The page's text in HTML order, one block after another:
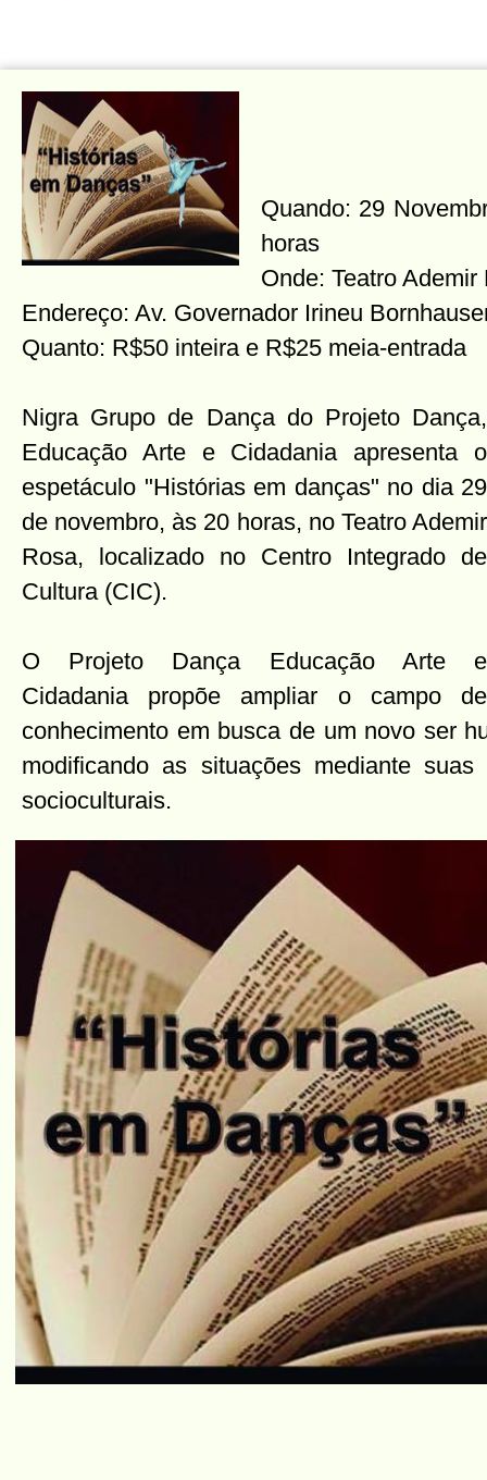
Quando: 29
horas
Onde: Teatro Ademir
Endereço: Av. Governador Irineu
Quanto: R$50 inteira e R$25 meia-entrada
Nigra Grupo de Dança do Projeto Dança,
Educação Arte e Cidadania apresenta o
espetáculo "Histórias em danças" no dia 29
de novembro, às 20 horas, no Teatro Ademir
Rosa, localizado no Centro Integrado de
Cultura (CIC).
O Projeto Dança Educação Arte e
Cidadania propõe ampliar o campo de
conhecimento em busca de um novo ser
modificando as situações mediante
socioculturais.